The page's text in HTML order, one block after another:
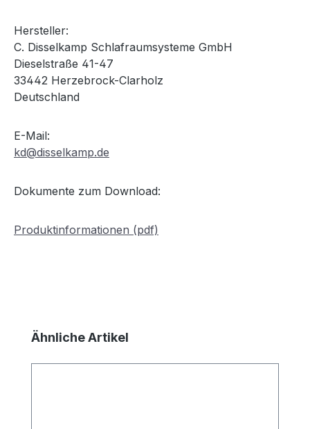
Hersteller:
C. Disselkamp Schlafraumsysteme GmbH
Dieselstraße 41-47
33442 Herzebrock-Clarholz
Deutschland
E-Mail:
kd@disselkamp.de
Dokumente zum Download:
Produktinformationen (pdf)
Produktgalerie überspringen
Ähnliche Artikel